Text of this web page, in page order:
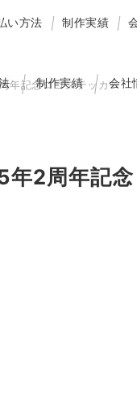
制作実績 会社
い方法 制作実績
年記念ロゴステッカー
2周年記